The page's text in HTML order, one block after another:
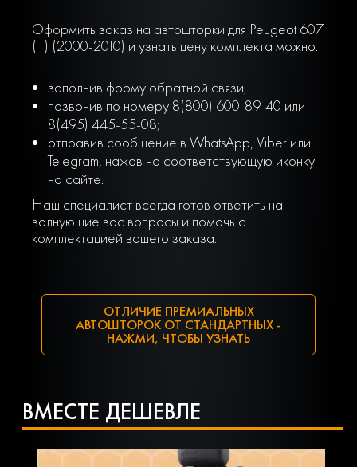
Оформить заказ на автошторки для Peugeot 607
(1) (2000-2010) и узнать цену комплекта можно:
заполнив форму обратной связи;
позвонив по номеру 8(800) 600-89-40 или
8(495) 445-55-08;
отправив сообщение в WhatsApp, Viber или
Telegram, нажав на соответствующую иконку
на сайте.
Наш специалист всегда готов ответить на
волнующие вас вопросы и помочь с
комплектацией вашего заказа.
ОТЛИЧИЕ ПРЕМИАЛЬНЫХ
АВТОШТОРОК ОТ СТАНДАРТНЫХ -
НАЖМИ, ЧТОБЫ УЗНАТЬ
ВМЕСТЕ ДЕШЕВЛЕ